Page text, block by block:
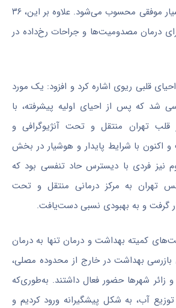
شهر داشتیم که عدد بسیار موفقی محسوب می‌شود. علاوه بر این، ۳۶
درمان مصدومیت‌ها و جراحات رخ‌داده در
قلبی ریوی اشاره کرد و افزود: یک مورد
شد که پس از احیای اولیه پیشرفته، با
قلب تهران منتقل و تحت آنژیوگرافی و
و اکنون با شرایط پایدار و هوشیار در بخش
نیز فردی با دیسترس حاد تنفسی بود که
تهران به مرکز درمانی منتقل و تحت
گرفت و به بهبودی نسبی دست‌یافت.
کمیته بهداشت و درمان تنها به درمان
بهداشت در خارج از محدوده مصلی،
و زائر شهرها حضور فعال داشتند. به‌طوری‌که
آب، به شکل پیشگیرانه ورود کردیم و